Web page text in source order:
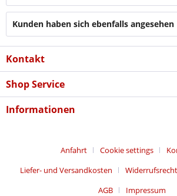
Kunden haben sich ebenfalls angesehen
Kontakt
Shop Service
Informationen
Anfahrt Cookie settings
Liefer- und Versandkosten
Widerrufsrecht
AGB
Impressum